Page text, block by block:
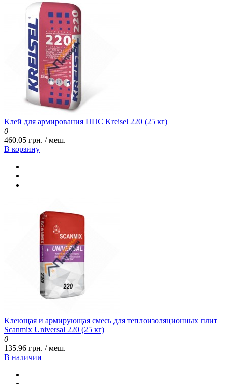
Клей для армирования ППС Kreisel 220 (25 кг)
0
460.05 грн. / меш.
В корзину
Клеющая и армирующая смесь для теплоизоляционных плит
Scanmix Universal 220 (25 кг)
0
135.96 грн. / меш.
В наличии